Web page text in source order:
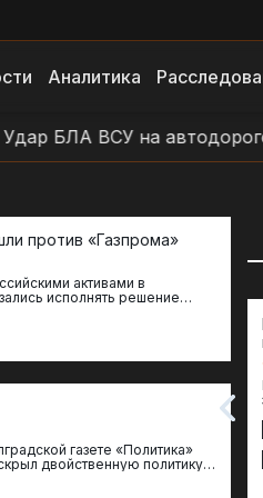
Аналитика
БЛА ВСУ на автодороге
против «Газпрома»
активами в
исполнять решение
газете «Политика»
двойственную политику
миграцию
России все
Судить…